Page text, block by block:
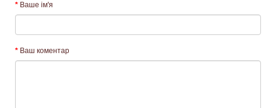
Ваше ім'я
Ваш коментар